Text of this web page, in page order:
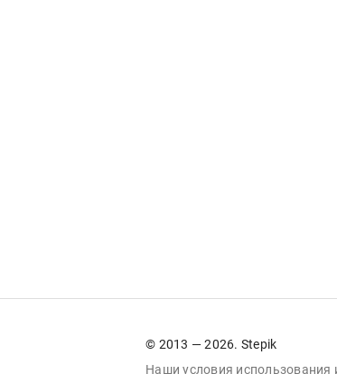
© 2013 — 2026. Stepik
Наши условия использования